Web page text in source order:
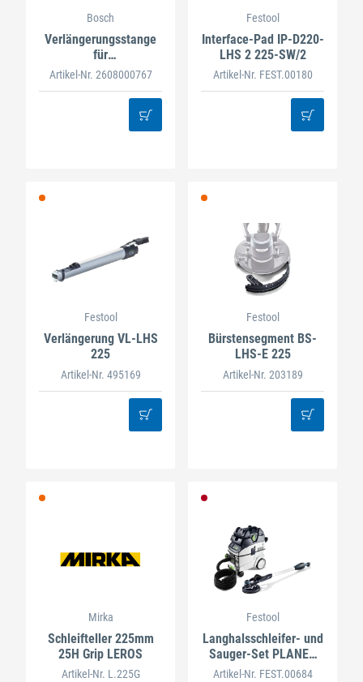
Bosch
Verlängerungsstange
für
Trockenbauschleifer
Artikel-Nr. 2608000767
Festool
Interface-Pad IP-D220-
LHS 2 225-SW/2
Artikel-Nr. FEST.00180
Festool
Verlängerung VL-LHS
225
Artikel-Nr. 495169
Festool
Bürstensegment BS-
LHS-E 225
Artikel-Nr. 203189
Mirka
Schleifteller 225mm
25H Grip LEROS
Artikel-Nr. L.225G
Festool
Langhalsschleifer- und
Sauger-Set PLANEX
LHS-E 225/CTL 36-Set
Artikel-Nr. FEST.00684